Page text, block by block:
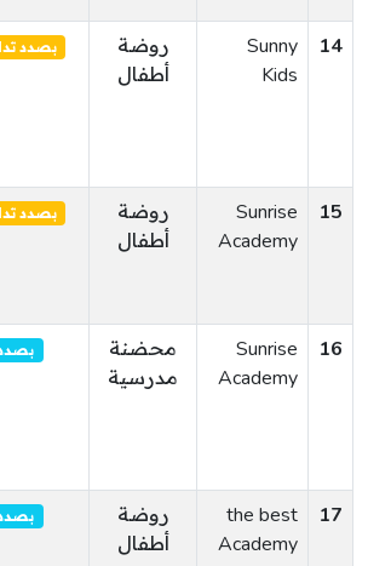
14
Sunny
Kids
روضة
أطفال
بصدد
15
Sunrise
Academy
روضة
أطفال
بصدد
16
Sunrise
Academy
محضنة
مدرسية
17
the best
Academy
روضة
أطفال